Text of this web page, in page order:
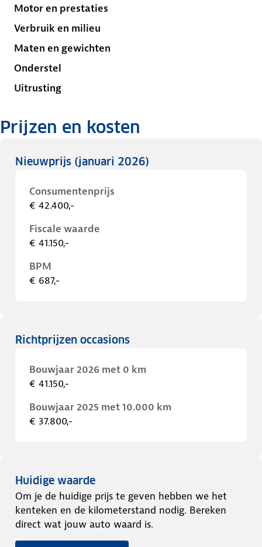
Motor en prestaties
Verbruik en milieu
Maten en gewichten
Onderstel
Uitrusting
Prijzen en kosten
Nieuwprijs (januari 2026)
Consumentenprijs
€ 42.400,-
Fiscale waarde
€ 41.150,-
BPM
€ 687,-
Richtprijzen occasions
Bouwjaar 2026 met 0 km
€ 41.150,-
Bouwjaar 2025 met 10.000 km
€ 37.800,-
Huidige waarde
Om je de huidige prijs te geven hebben we het
kenteken en de kilometerstand nodig. Bereken
direct wat jouw auto waard is.